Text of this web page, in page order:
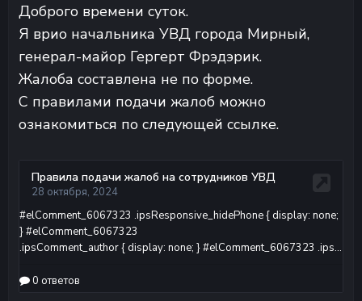
Доброго времени суток.
Я врио начальника УВД города Мирный,
генерал-майор Гергерт Фрэдэрик.
Жалоба составлена не по форме.
С правилами подачи жалоб можно
ознакомиться по следующей ссылке.